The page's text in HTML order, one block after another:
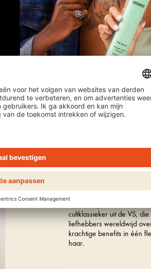
Ontdek het cultmerk uit de
IT'S A
Het hero product is de
cultklassieker uit de VS,
liefhebbers wereldwijd
krachtige benefits in één
haar.